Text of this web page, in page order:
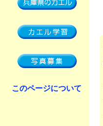
このページについて